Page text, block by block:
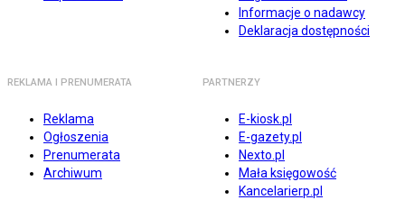
Informacje o nadawcy
Deklaracja dostępności
REKLAMA I PRENUMERATA
Reklama
Ogłoszenia
Prenumerata
Archiwum
PARTNERZY
E-kiosk.pl
E-gazety.pl
Nexto.pl
Mała księgowość
Kancelarierp.pl